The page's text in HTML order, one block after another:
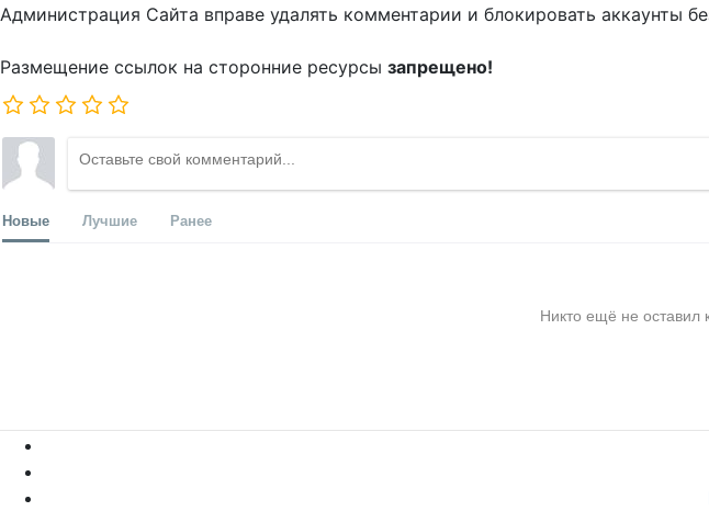
Администрация Сайта вправе удалять комментарии и блокировать аккаунты
Размещение ссылок на сторонние ресурсы запрещено!
Новые Лучшие Ранее
Никто ещё не оставил